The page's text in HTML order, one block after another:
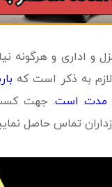
و اداری و
به ذکر است که
مدت است. جهت کسب
تماس حاصل